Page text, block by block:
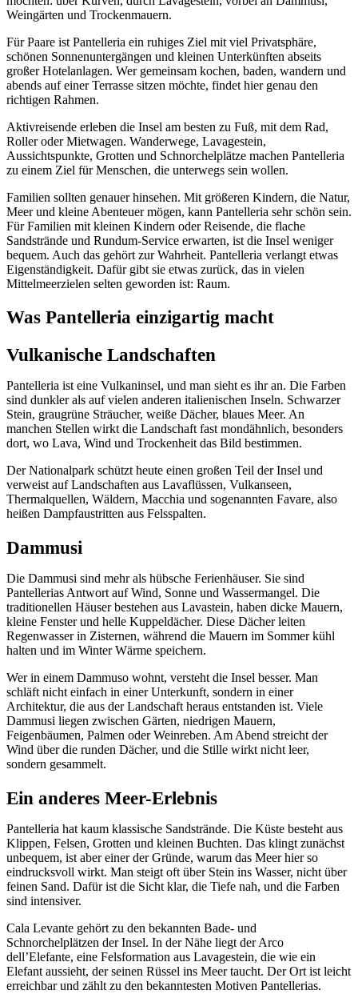
Weingärten und Trockenmauern.
Für Paare ist Pantelleria ein ruhiges Ziel mit viel Privatsphäre,
schönen Sonnenuntergängen und kleinen Unterkünften abseits
großer Hotelanlagen. Wer gemeinsam kochen, baden, wandern und
abends auf einer Terrasse sitzen möchte, findet hier genau den
richtigen Rahmen.
Aktivreisende erleben die Insel am besten zu Fuß, mit dem Rad,
Roller oder Mietwagen. Wanderwege, Lavagestein,
Aussichtspunkte, Grotten und Schnorchelplätze machen Pantelleria
zu einem Ziel für Menschen, die unterwegs sein wollen.
Familien sollten genauer hinsehen. Mit größeren Kindern, die Natur,
Meer und kleine Abenteuer mögen, kann Pantelleria sehr schön sein.
Für Familien mit kleinen Kindern oder Reisende, die flache
Sandstrände und Rundum-Service erwarten, ist die Insel weniger
bequem. Auch das gehört zur Wahrheit. Pantelleria verlangt etwas
Eigenständigkeit. Dafür gibt sie etwas zurück, das in vielen
Mittelmeerzielen selten geworden ist: Raum.
Was Pantelleria einzigartig macht
Vulkanische Landschaften
Pantelleria ist eine Vulkaninsel, und man sieht es ihr an. Die Farben
sind dunkler als auf vielen anderen italienischen Inseln. Schwarzer
Stein, graugrüne Sträucher, weiße Dächer, blaues Meer. An
manchen Stellen wirkt die Landschaft fast mondähnlich, besonders
dort, wo Lava, Wind und Trockenheit das Bild bestimmen.
Der Nationalpark schützt heute einen großen Teil der Insel und
verweist auf Landschaften aus Lavaflüssen, Vulkanseen,
Thermalquellen, Wäldern, Macchia und sogenannten Favare, also
heißen Dampfaustritten aus Felsspalten.
Dammusi
Die Dammusi sind mehr als hübsche Ferienhäuser. Sie sind
Pantellerias Antwort auf Wind, Sonne und Wassermangel. Die
traditionellen Häuser bestehen aus Lavastein, haben dicke Mauern,
kleine Fenster und helle Kuppeldächer. Diese Dächer leiten
Regenwasser in Zisternen, während die Mauern im Sommer kühl
halten und im Winter Wärme speichern.
Wer in einem Dammuso wohnt, versteht die Insel besser. Man
schläft nicht einfach in einer Unterkunft, sondern in einer
Architektur, die aus der Landschaft heraus entstanden ist. Viele
Dammusi liegen zwischen Gärten, niedrigen Mauern,
Feigenbäumen, Palmen oder Weinreben. Am Abend streicht der
Wind über die runden Dächer, und die Stille wirkt nicht leer,
sondern gesammelt.
Ein anderes Meer-Erlebnis
Pantelleria hat kaum klassische Sandstrände. Die Küste besteht aus
Klippen, Felsen, Grotten und kleinen Buchten. Das klingt zunächst
unbequem, ist aber einer der Gründe, warum das Meer hier so
eindrucksvoll wirkt. Man steigt oft über Stein ins Wasser, nicht über
feinen Sand. Dafür ist die Sicht klar, die Tiefe nah, und die Farben
sind intensiver.
Cala Levante gehört zu den bekannten Bade- und
Schnorchelplätzen der Insel. In der Nähe liegt der Arco
dell’Elefante, eine Felsformation aus Lavagestein, die wie ein
Elefant aussieht, der seinen Rüssel ins Meer taucht. Der Ort ist leicht
erreichbar und zählt zu den bekanntesten Motiven Pantellerias.